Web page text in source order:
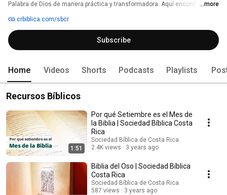
Palabra de Dios de manera práctica y transformadora. Aquí encontrarás
de impacto y testimonio de personas cuyas vidas han sido cambiadas por
la Biblia. También ofrecemos materiales sobre accesibilidad, inclusión,
proyectos solidarios y recursos para profundizar en tu fe. Nuestro
propósito es hacer la Biblia visible, accesible y relevante para todas las
aprendizaje constante.
...more
crbiblica.com/sbcr
Subscribe
Home Videos Shorts Podcasts Playlists
Recursos Bíblicos
1:51
Por qué Setiembre es el Mes de
la Biblia | Sociedad Bíblica Costa
Rica
Sociedad Bíblica de Costa Rica
2.4K views
3 years ago
Biblia del Oso | Sociedad Bíblica
Costa Rica
Sociedad Bíblica de Costa Rica
587 views
3 years ago